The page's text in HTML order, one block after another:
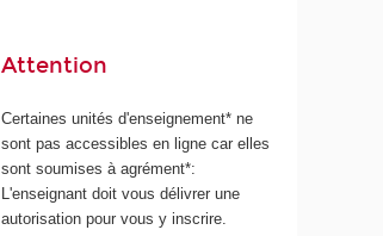
Attention
Certaines unités d'enseignement* ne
sont pas accessibles en ligne car elles
sont soumises à agrément*:
L'enseignant doit vous délivrer une
autorisation pour vous y inscrire.